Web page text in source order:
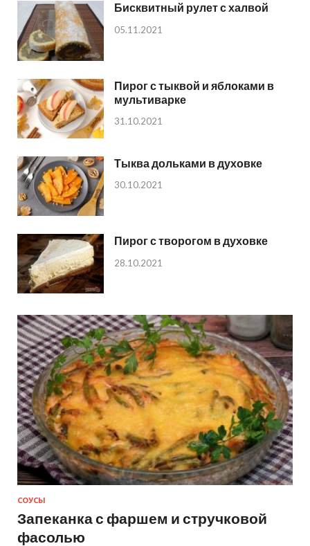
Бисквитный рулет с халвой
05.11.2021
Пирог с тыквой и яблоками в
мультиварке
31.10.2021
Тыква дольками в духовке
30.10.2021
Пирог с творогом в духовке
28.10.2021
СОУСЫ
Запеканка с фаршем и стручковой
фасолью